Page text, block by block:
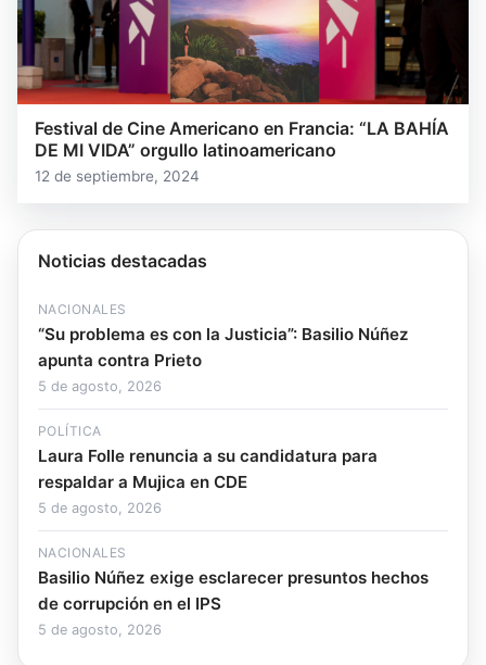
Festival de Cine Americano en Francia: “LA BAHÍA
DE MI VIDA” orgullo latinoamericano
12 de septiembre, 2024
Noticias destacadas
NACIONALES
“Su problema es con la Justicia”: Basilio Núñez
apunta contra Prieto
5 de agosto, 2026
POLÍTICA
Laura Folle renuncia a su candidatura para
respaldar a Mujica en CDE
5 de agosto, 2026
NACIONALES
Basilio Núñez exige esclarecer presuntos hechos
de corrupción en el IPS
5 de agosto, 2026